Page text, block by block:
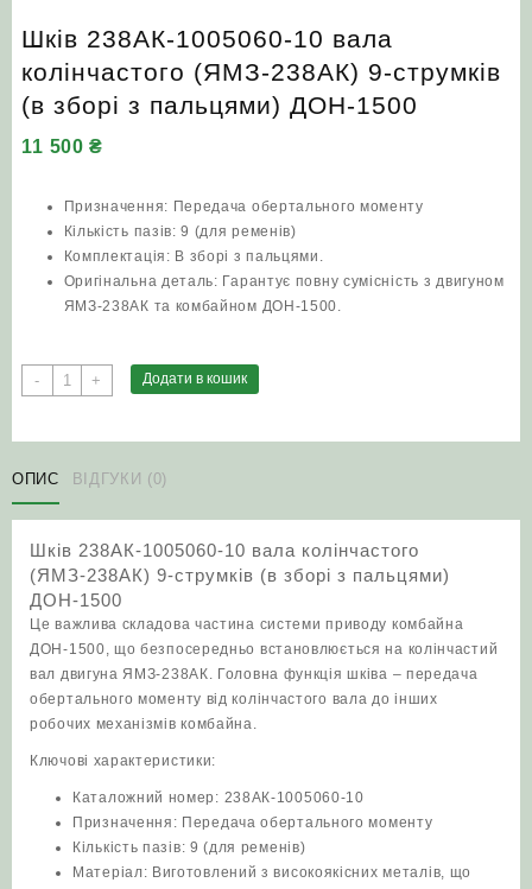
Шків 238АК-1005060-10 вала
колінчастого (ЯМЗ-238АК) 9-струмків
(в зборі з пальцями) ДОН-1500
11 500₴
Призначення: Передача обертального моменту
Кількість пазів: 9 (для ременів)
Комплектація: В зборі з пальцями.
Оригінальна деталь: Гарантує повну сумісність з двигуном
ЯМЗ-238АК та комбайном ДОН-1500.
-
Шків
238АК-1005060-
колінчастого
(ЯМЗ-238АК)
струмків
(в
зборі
з
пальцями)
ДОН-1500
кількість
+ Додати в кошик
ОПИС ВІДГУКИ (0)
Шків 238АК-1005060-10 вала колінчастого
(ЯМЗ-238АК) 9-струмків (в зборі з пальцями)
ДОН-1500
Це важлива складова частина системи приводу комбайна
ДОН-1500, що безпосередньо встановлюється на колінчастий
вал двигуна ЯМЗ-238АК. Головна функція шківа – передача
обертального моменту від колінчастого вала до інших
робочих механізмів комбайна.
Ключові характеристики:
Каталожний номер: 238АК-1005060-10
Призначення: Передача обертального моменту
Кількість пазів: 9 (для ременів)
Матеріал: Виготовлений з високоякісних металів, що